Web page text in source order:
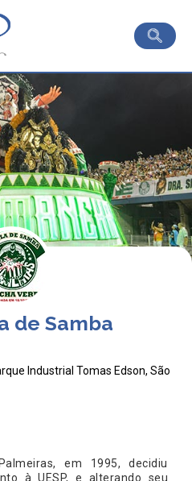
de Samba
Industrial Tomas Edson, São
em 1995, decidiu
à UESP, e alterando seu